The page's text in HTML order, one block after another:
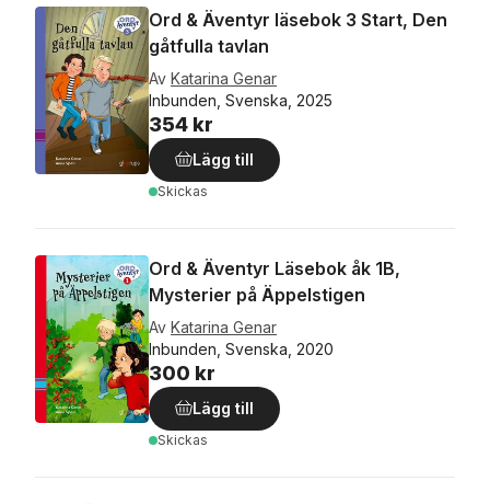
Ord & Äventyr läsebok 3 Start, Den
gåtfulla tavlan
Av Katarina Genar
Inbunden, Svenska, 2025
354 kr
Lägg till
Skickas
Ord & Äventyr Läsebok åk 1B,
Mysterier på Äppelstigen
Av Katarina Genar
Inbunden, Svenska, 2020
300 kr
Lägg till
Skickas